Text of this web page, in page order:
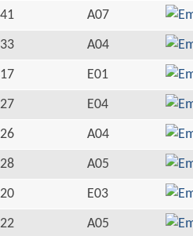
A07
A04
E01
E04
A04
A05
E03
A05